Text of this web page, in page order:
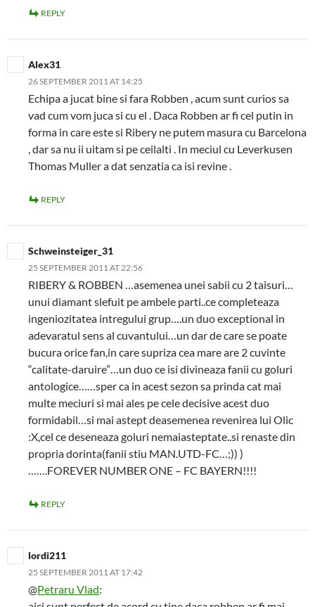
REPLY
Alex31
26 SEPTEMBER 2011 AT 14:25
Echipa a jucat bine si fara Robben , acum sunt curios sa
vad cum vom juca si cu el . Daca Robben ar fi cel putin in
forma in care este si Ribery ne putem masura cu Barcelona
, dar sa nu ii uitam si pe ceilalti . In meciul cu Leverkusen
Thomas Muller a dat senzatia ca isi revine .
REPLY
Schweinsteiger_31
25 SEPTEMBER 2011 AT 22:56
RIBERY & ROBBEN …asemenea unei sabii cu 2 taisuri…
unui diamant slefuit pe ambele parti..ce completeaza
ingeniozitatea intregului grup….un duo exceptional in
adevaratul sens al cuvantului…un dar de care se poate
bucura orice fan,in care supriza cea mare are 2 cuvinte
“calitate-daruire”…un duo ce isi divineaza fanii cu goluri
antologice……sper ca in acest sezon sa prinda cat mai
multe meciuri si mai ales pe cele decisive acest duo
formidabil…si mai astept deasemenea revenirea lui Olic
:X,cel ce deseneaza goluri nemaiasteptate..si renaste din
propria dorinta(fanii stiu MAN.UTD-FC…;)) )
…….FOREVER NUMBER ONE – FC BAYERN!!!!
REPLY
lordi211
25 SEPTEMBER 2011 AT 17:42
@Petraru Vlad: